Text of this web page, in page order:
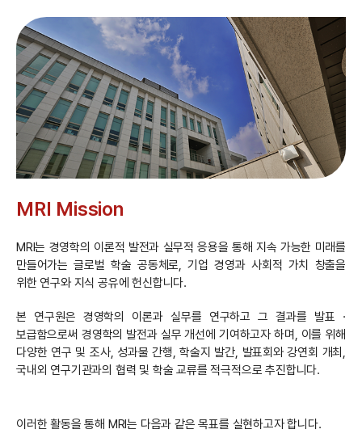
MRI Mission
MRI는 경영학의 이론적 발전과 실무적 응용을 통해 지속 가능한 미래를
만들어가는 글로벌 학술 공동체로, 기업 경영과 사회적 가치 창출을
위한 연구와 지식 공유에 헌신합니다.
본 연구원은 경영학의 이론과 실무를 연구하고 그 결과를 발표 ·
보급함으로써 경영학의 발전과 실무 개선에 기여하고자 하며, 이를 위해
다양한 연구 및 조사, 성과물 간행, 학술지 발간, 발표회와 강연회 개최,
국내외 연구기관과의 협력 및 학술 교류를 적극적으로 추진합니다.
이러한 활동을 통해 MRI는 다음과 같은 목표를 실현하고자 합니다.